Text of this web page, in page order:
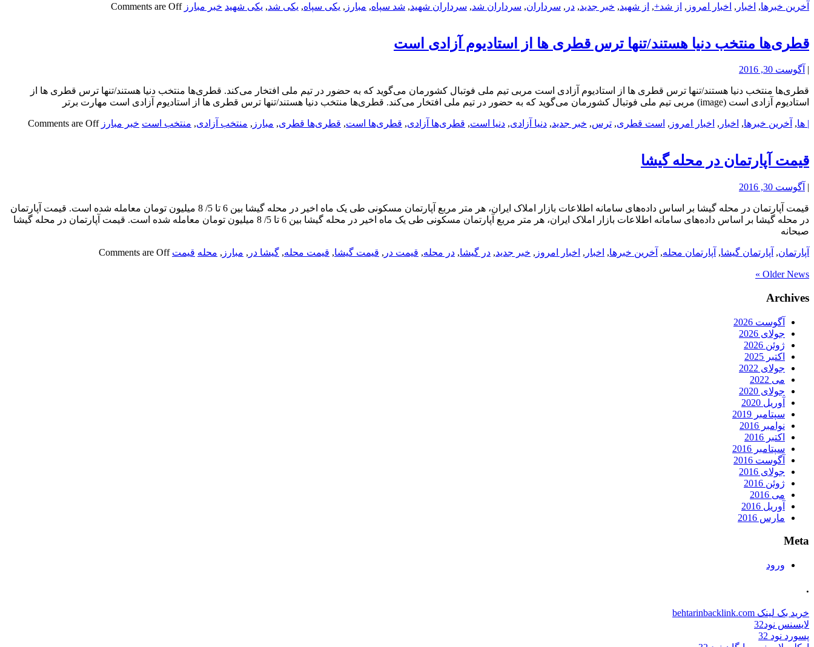
آخرین خبرها, اخبار , اخبار امروز , از شد+, از شهید, خبر جدید, در , سرداران, سرداران شد, سرداران شهید, شد سپاه, مبارز , یکی سپاه, یکی شد, یکی شهید خبر مبارز Comments are Off
قطری‌ها منتخب دنیا هستند/تنها ترس قطری ها از استادیوم آزادی است
| آگوست 30, 2016
قطری‌ها منتخب دنیا هستند/تنها ترس قطری ها از استادیوم آزادی است مربی تیم ملی فوتبال کشورمان می‌گوید که به حضور در تیم ملی افتخار می‌کند. قطری‌ها منتخب دنیا هستند/تنها ترس قطری ها از
استادیوم آزادی است (image) مربی تیم ملی فوتبال کشورمان می‌گوید که به حضور در تیم ملی افتخار می‌کند. قطری‌ها منتخب دنیا هستند/تنها ترس قطری ها از استادیوم آزادی است مهارت برتر
| ها, آخرین خبرها, اخبار , اخبار امروز , است قطری, ترس, خبر جدید, دنیا آزادی, دنیا است, قطری‌ها آزادی, قطری‌ها است, قطری‌ها قطری, مبارز , منتخب آزادی, منتخب است خبر مبارز Comments are Off
قیمت آپارتمان در محله گیشا
| آگوست 30, 2016
قیمت آپارتمان در محله گیشا بر اساس داده‌های سامانه اطلاعات بازار املاک ایران، هر متر مربع آپارتمان مسکونی طی یک ماه اخیر در محله گیشا بین 6 تا 5/ 8 میلیون تومان معامله شده است. قیمت آپارتمان
در محله گیشا بر اساس داده‌های سامانه اطلاعات بازار املاک ایران، هر متر مربع آپارتمان مسکونی طی یک ماه اخیر در محله گیشا بین 6 تا 5/ 8 میلیون تومان معامله شده است. قیمت آپارتمان در محله گیشا
صبحانه
آپارتمان, آپارتمان گیشا, آپارتمان محله, آخرین خبرها, اخبار , اخبار امروز , خبر جدید, در گیشا, در محله, قیمت در , قیمت گیشا, قیمت محله, گیشا در , مبارز , محله قیمت Comments are Off
Older News »
Archives
آگوست 2026
جولای 2026
ژوئن 2026
اکتبر 2025
جولای 2022
می 2022
جولای 2020
آوریل 2020
سپتامبر 2019
نوامبر 2016
اکتبر 2016
سپتامبر 2016
آگوست 2016
جولای 2016
ژوئن 2016
می 2016
آوریل 2016
مارس 2016
Meta
ورود
.
خرید بک لینک behtarinbacklink.com
لایسنس نود32
پسورد نود 32